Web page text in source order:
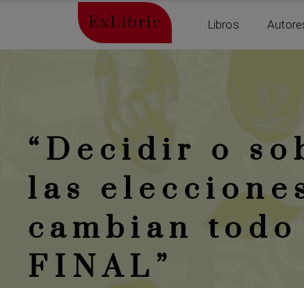
ExLibric Libros
“Decidir o
las
cambian todo
FINAL”